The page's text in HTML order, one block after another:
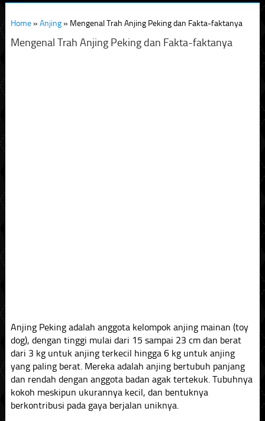
Home» Anjing» Mengenal Trah Anjing Peking dan Fakta-faktanya
Mengenal Trah Anjing Peking dan Fakta-faktanya
Anjing Peking adalah anggota kelompok anjing mainan (toy
dog), dengan tinggi mulai dari 15 sampai 23 cm dan berat
dari 3 kg untuk anjing terkecil hingga 6 kg untuk anjing
yang paling berat. Mereka adalah anjing bertubuh panjang
dan rendah dengan anggota badan agak tertekuk. Tubuhnya
kokoh meskipun ukurannya kecil, dan bentuknya
berkontribusi pada gaya berjalan uniknya.